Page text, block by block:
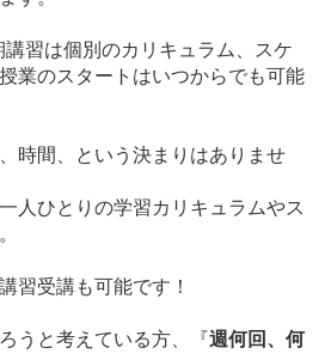
習は個別のカリキュラム、スケ
業のスタートはいつからでも可能
時間、という決まりはありませ
人ひとりの学習カリキュラムやス
習受講も可能です！
うと考えている方、『週何回、何